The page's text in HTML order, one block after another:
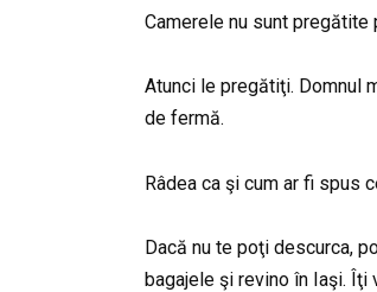
Camerele nu sunt pregătite
Atunci le pregătiţi. Domnul
de fermă.
Râdea ca şi cum ar fi spus
Dacă nu te poţi descurca,
bagajele şi revino în Iaşi. Îţi